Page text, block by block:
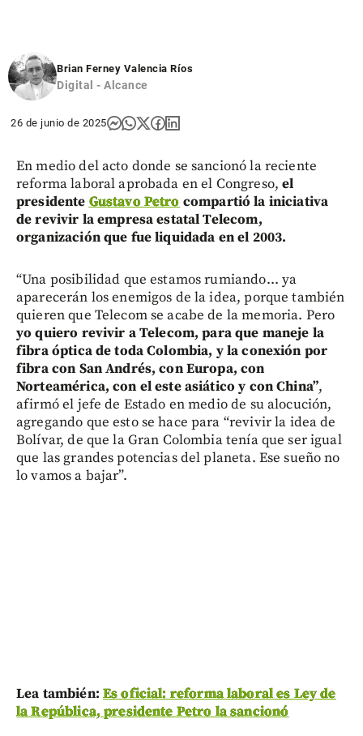
Brian Ferney Valencia Ríos
Digital - Alcance
26 de junio de 2025
En medio del acto donde se sancionó la reciente
reforma laboral aprobada en el Congreso,el
presidente Gustavo Petro compartió la iniciativa
de revivir la empresa estatal Telecom,
organización que fue liquidada en el 2003.
“Una posibilidad que estamos rumiando... ya
aparecerán los enemigos de la idea, porque también
quieren que Telecom se acabe de la memoria. Pero
yo quiero revivir a Telecom, para que maneje la
fibra óptica de toda Colombia, y la conexión por
fibra con San Andrés, con Europa, con
Norteamérica, con el este asiático y con China”,
afirmó el jefe de Estado en medio de su alocución,
agregando que esto se hace para “revivir la idea de
Bolívar, de que la Gran Colombia tenía que ser igual
que las grandes potencias del planeta. Ese sueño no
lo vamos a bajar”.
Lea también: Es oficial: reforma laboral es Ley de
la República, presidente Petro la sancionó